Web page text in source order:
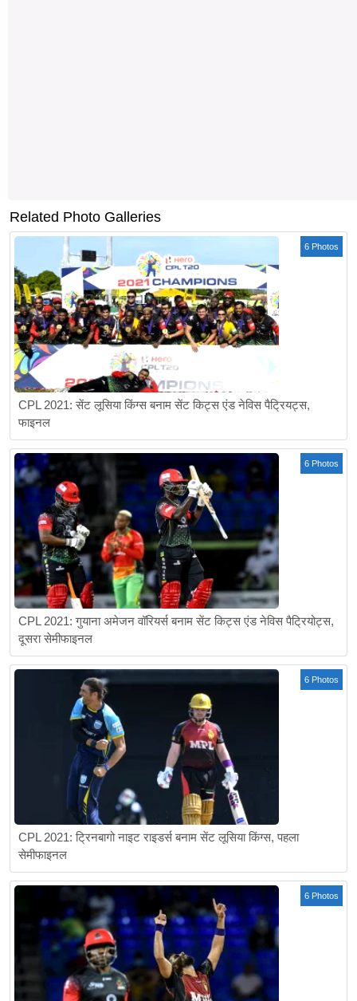
Related Photo Galleries
6 Photos
CPL 2021: सेंट लूसिया किंग्स बनाम सेंट किट्स एंड नेविस पैट्रियट्स,
फाइनल
6 Photos
CPL 2021: गुयाना अमेजन वॉरियर्स बनाम सेंट किट्स एंड नेविस पैट्रियोट्स,
दूसरा सेमीफाइनल
6 Photos
CPL 2021: ट्रिनबागो नाइट राइडर्स बनाम सेंट लूसिया किंग्स, पहला
सेमीफाइनल
6 Photos